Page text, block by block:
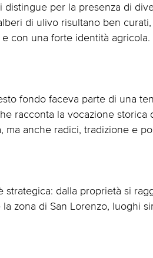
distingue per la presenza di
di ulivo risultano ben
con una forte identità agricola.
fondo faceva parte di una
racconta la vocazione
ma anche radici, tradizione e
strategica: dalla proprietà si
zona di San Lorenzo, luoghi